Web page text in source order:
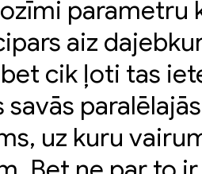
parametru
aiz
cik ļoti tas
savās
uz kuru